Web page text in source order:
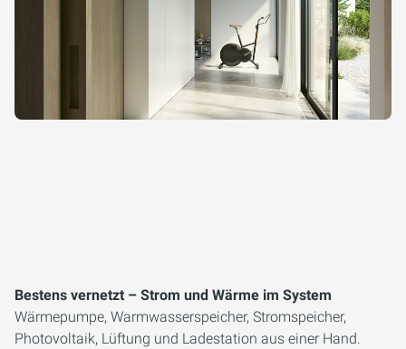
Bestens vernetzt – Strom und Wärme im System
Wärmepumpe, Warmwasserspeicher, Stromspeicher,
Photovoltaik, Lüftung und Ladestation aus einer Hand.